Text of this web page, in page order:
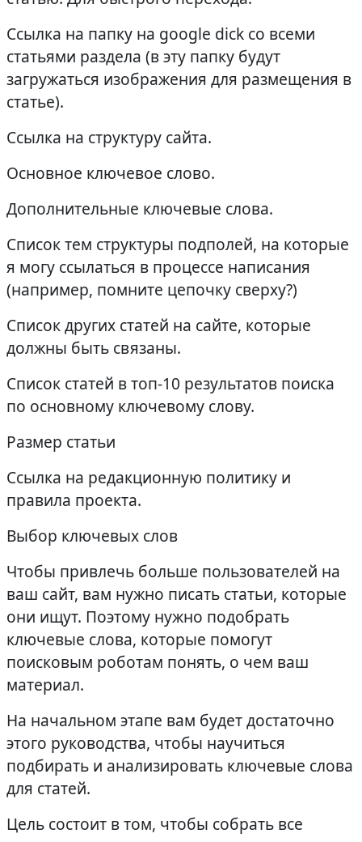
Ссылка на папку на google dick со всеми
статьями раздела (в эту папку будут
загружаться изображения для размещения в
статье).
Ссылка на структуру сайта.
Основное ключевое слово.
Дополнительные ключевые слова.
Список тем структуры подполей, на которые
я могу ссылаться в процессе написания
(например, помните цепочку сверху?)
Список других статей на сайте, которые
должны быть связаны.
Список статей в топ-10 результатов поиска
по основному ключевому слову.
Размер статьи
Ссылка на редакционную политику и
правила проекта.
Выбор ключевых слов
Чтобы привлечь больше пользователей на
ваш сайт, вам нужно писать статьи, которые
они ищут. Поэтому нужно подобрать
ключевые слова, которые помогут
поисковым роботам понять, о чем ваш
материал.
На начальном этапе вам будет достаточно
этого руководства, чтобы научиться
подбирать и анализировать ключевые слова
для статей.
Цель состоит в том, чтобы собрать все